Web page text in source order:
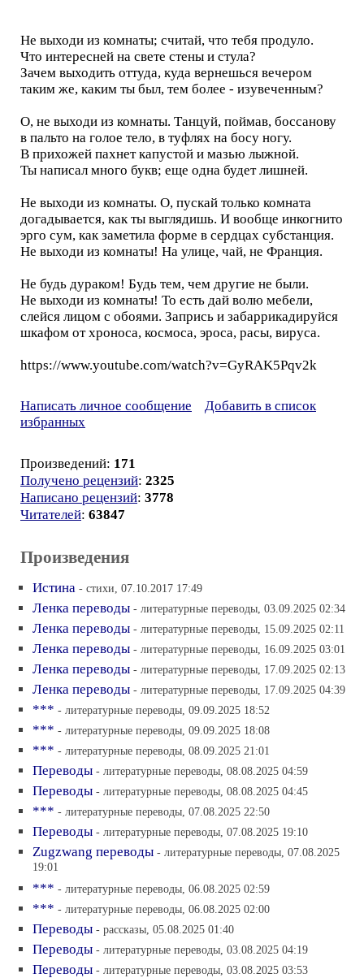
Не выходи из комнаты; считай, что тебя продуло.
Что интересней на свете стены и стула?
Зачем выходить оттуда, куда вернешься вечером
таким же, каким ты был, тем более - изувеченным?
О, не выходи из комнаты. Танцуй, поймав, боссанову
в пальто на голое тело, в туфлях на босу ногу.
В прихожей пахнет капустой и мазью лыжной.
Ты написал много букв; еще одна будет лишней.
Не выходи из комнаты. О, пускай только комната
догадывается, как ты выглядишь. И вообще инкогнито
эрго сум, как заметила форме в сердцах субстанция.
Не выходи из комнаты! На улице, чай, не Франция.
Не будь дураком! Будь тем, чем другие не были.
Не выходи из комнаты! То есть дай волю мебели,
слейся лицом с обоями. Запрись и забаррикадируйся
шкафом от хроноса, космоса, эроса, расы, вируса.
https://www.youtube.com/watch?v=GyRAK5Pqv2k
Написать личное сообщение
Добавить в список
избранных
Произведений: 171
Получено рецензий: 2325
Написано рецензий: 3778
Читателей: 63847
Произведения
Истина - стихи, 07.10.2017 17:49
Ленка переводы - литературные переводы, 03.09.2025 02:34
Ленка переводы - литературные переводы, 15.09.2025 02:11
Ленка переводы - литературные переводы, 16.09.2025 03:01
Ленка переводы - литературные переводы, 17.09.2025 02:13
Ленка переводы - литературные переводы, 17.09.2025 04:39
*** - литературные переводы, 09.09.2025 18:52
*** - литературные переводы, 09.09.2025 18:08
*** - литературные переводы, 08.09.2025 21:01
Переводы - литературные переводы, 08.08.2025 04:59
Переводы - литературные переводы, 08.08.2025 04:45
*** - литературные переводы, 07.08.2025 22:50
Переводы - литературные переводы, 07.08.2025 19:10
Zugzwang переводы - литературные переводы, 07.08.2025
19:01
*** - литературные переводы, 06.08.2025 02:59
*** - литературные переводы, 06.08.2025 02:00
Переводы - рассказы, 05.08.2025 01:40
Переводы - литературные переводы, 03.08.2025 04:19
Переводы - литературные переводы, 03.08.2025 03:53